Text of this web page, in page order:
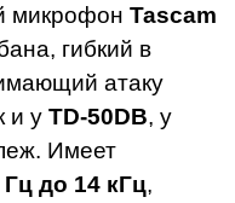
микрофон Tascam
гибкий в
атаку
и у TD-50DB, у
Имеет
Гц до 14 кГц,